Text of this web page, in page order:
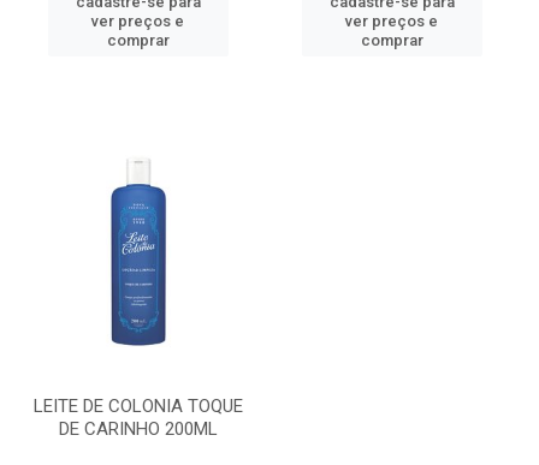
ver preços e
comprar
ver preços e
comprar
LEITE DE COLONIA TOQUE
DE CARINHO 200ML